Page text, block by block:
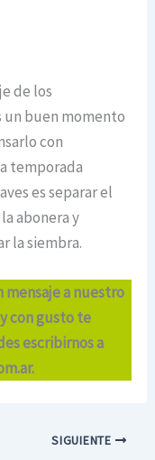
de los
un buen momento
con
temporada
es separar el
abonera y
la siembra.
mensaje a nuestro
y con gusto te
escribirnos a
SIGUIENTE